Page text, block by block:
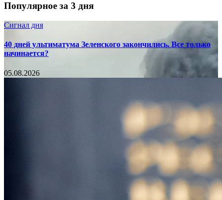
Популярное за 3 дня
Сигнал дня
40 дней ультиматума Зеленского закончились. Все только
начинается?
05.08.2026